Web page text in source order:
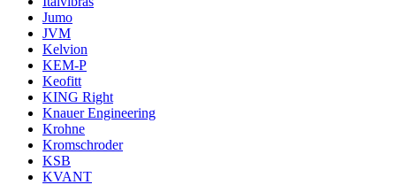
Jumo
JVM
Kelvion
KEM-P
Keofitt
KING Right
Knauer Engineering
Krohne
Kromschroder
KSB
KVANT